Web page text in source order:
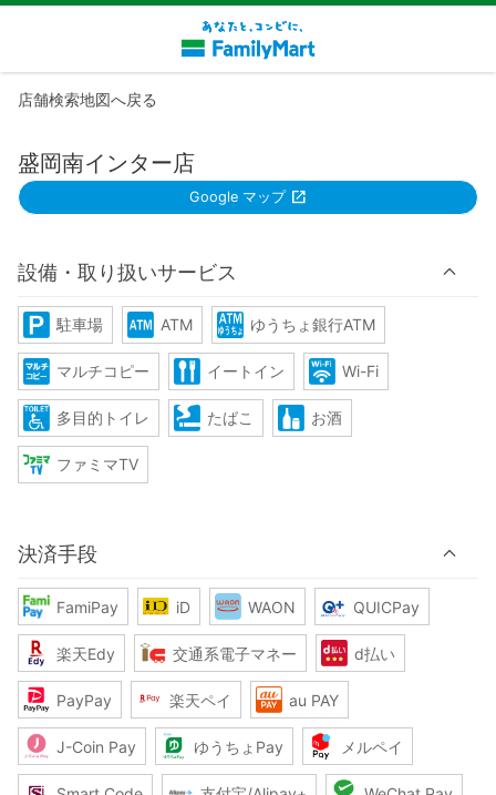
店舗検索地図へ戻る
盛岡南インター店
Google マップ
設備・取り扱いサービス
駐車場 ATM ゆうちょ銀行ATM
マルチコピー イートイン Wi-Fi
多目的トイレ たばこ お酒
ファミマTV
決済手段
FamiPay iD WAON QUICPay
楽天Edy 交通系電子マネー d払い
PayPay 楽天ペイ au PAY
J-Coin Pay ゆうちょPay メルペイ